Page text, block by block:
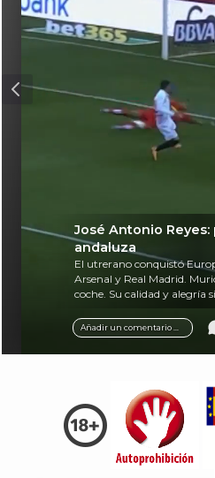
Añadir un comentario ...
José Antonio Reyes:
andaluza
El utrerano conquistó
Arsenal y Real Madrid.
coche. Su calidad y alegría